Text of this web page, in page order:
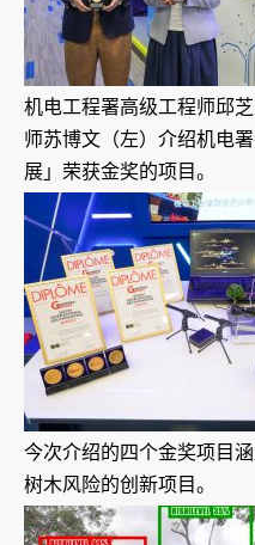
机电工程署高级工程师邱
师苏博文（左）介绍机电
展」荣获金奖的项目。
今次介绍的四个金奖项目
树木风险的创新项目。